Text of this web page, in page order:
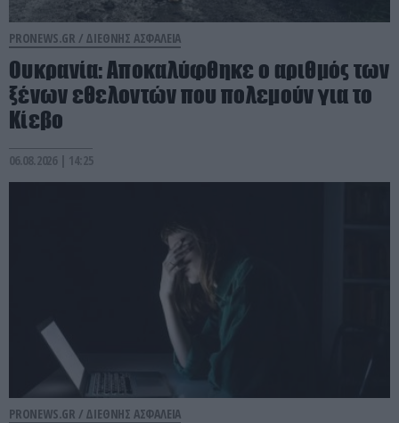
PRONEWS.GR / ΔΙΕΘΝΗΣ ΑΣΦΑΛΕΙΑ
Ουκρανία: Αποκαλύφθηκε ο αριθμός των
ξένων εθελοντών που πολεμούν για το
Κίεβο
06.08.2026 | 14:25
PRONEWS.GR / ΔΙΕΘΝΗΣ ΑΣΦΑΛΕΙΑ